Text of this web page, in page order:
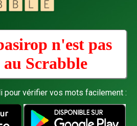
n'est pas
Scrabble
pour vérifier vos mots facilement :